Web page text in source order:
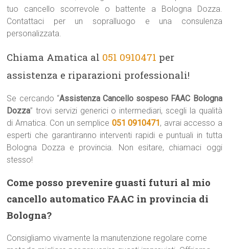
tuo cancello scorrevole o battente a Bologna Dozza.
Contattaci per un sopralluogo e una consulenza
personalizzata.
Chiama Amatica al 051 0910471 per
assistenza e riparazioni professionali!
Se cercando “Assistenza Cancello sospeso FAAC Bologna
Dozza” trovi servizi generici o intermediari, scegli la qualità
di Amatica. Con un semplice 051 0910471, avrai accesso a
esperti che garantiranno interventi rapidi e puntuali in tutta
Bologna Dozza e provincia. Non esitare, chiamaci oggi
stesso!
Come posso prevenire guasti futuri al mio
cancello automatico FAAC in provincia di
Bologna?
Consigliamo vivamente la manutenzione regolare come